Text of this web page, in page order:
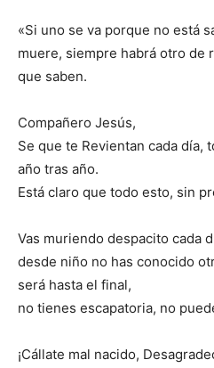
«Si uno se va porque no está
muere, siempre habrá otro de
que saben.
Compañero Jesús,
Se que te Revientan cada día,
año tras año.
Está claro que todo esto, sin
Vas muriendo despacito cada
desde niño no has conocido
será hasta el final,
no tienes escapatoria, no
¡Cállate mal nacido,